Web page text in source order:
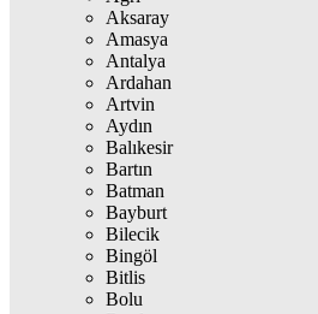
Aksaray
Amasya
Antalya
Ardahan
Artvin
Aydın
Balıkesir
Bartın
Batman
Bayburt
Bilecik
Bingöl
Bitlis
Bolu